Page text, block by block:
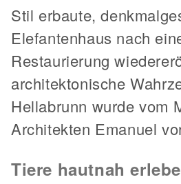
Stil erbaute,
Elefantenhaus nach
Restaurierung
architektonische
Hellabrunn wurde vom
Architekten Emanuel
Tiere hautnah